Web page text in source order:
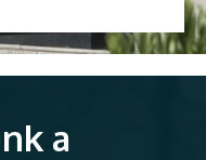
a